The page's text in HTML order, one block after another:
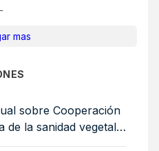
mas
sobre Cooperación
de la sanidad vegetal:
para la